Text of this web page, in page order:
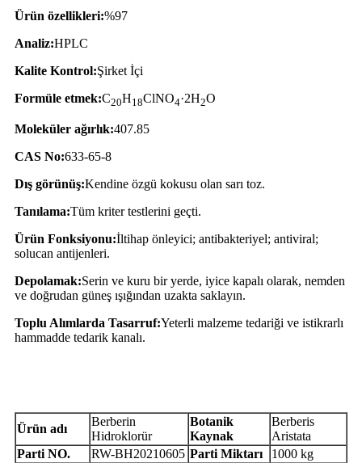
Ürün özellikleri:%97
Analiz:HPLC
Kalite Kontrol:Şirket İçi
Formüle etmek:C20H1 8ClNO4·2H2O
Moleküler ağırlık:407.85
CAS No:633-65-8
Dış görünüş:Kendine özgü kokusu olan sarı toz.
Tanılama:Tüm kriter testlerini geçti.
Ürün Fonksiyonu:İltihap önleyici; antibakteriyel; antiviral;
solucan antijenleri.
Depolamak:Serin ve kuru bir yerde, iyice kapalı olarak, nemden
ve doğrudan güneş ışığından uzakta saklayın.
Toplu Alımlarda Tasarruf:Yeterli malzeme tedariği ve istikrarlı
hammadde tedarik kanalı.
Ürün adı
Berberin
Hidroklorür
Botanik
Kaynak
Berberis
Aristata
Parti NO.
RW-BH20210605 Parti Miktarı
1000 kg